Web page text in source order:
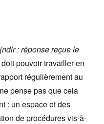
(ndlr : réponse reçue le
doit pouvoir travailler en
régulièrement au
pense pas que cela
: un espace et des
de procédures vis-à-